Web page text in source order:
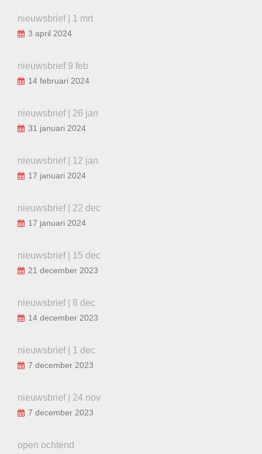
nieuwsbrief | 1 mrt
3 april 2024
nieuwsbrief 9 feb
14 februari 2024
nieuwsbrief | 26 jan
31 januari 2024
nieuwsbrief | 12 jan
17 januari 2024
nieuwsbrief | 22 dec
17 januari 2024
nieuwsbrief | 15 dec
21 december 2023
nieuwsbrief | 8 dec
14 december 2023
nieuwsbrief | 1 dec
7 december 2023
nieuwsbrief | 24 nov
7 december 2023
open ochtend